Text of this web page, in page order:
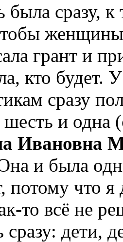
была сразу,
грант и
кто будет.
сразу
и одна
Ивановна
и была
потому что
то всё не
сразу: дети,